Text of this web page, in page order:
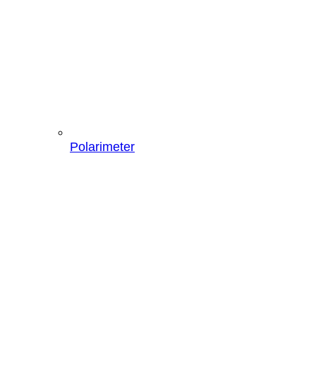
Polarimeter